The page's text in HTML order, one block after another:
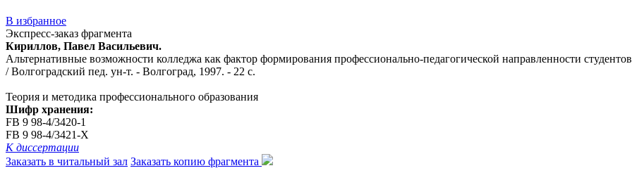
В избранное
Экспресс-заказ фрагмента
Кириллов, Павел Васильевич.
Альтернативные возможности колледжа как фактор формирования профессионально-педагогической направленности
/ Волгоградский пед. ун-т. - Волгоград, 1997. - 22 с.
Теория и методика профессионального образования
Шифр хранения:
FB 9 98-4/3420-1
FB 9 98-4/3421-X
К диссертации
Заказать в читальный зал Заказать копию фрагмента